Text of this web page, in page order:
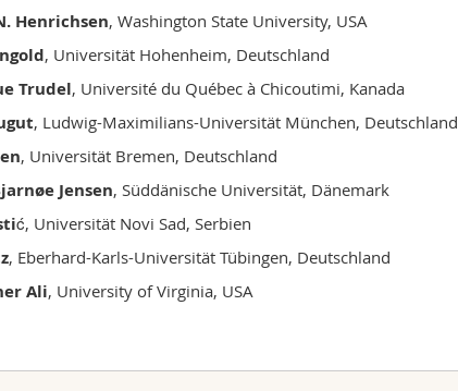
Henrichsen, Washington State University, USA
, Universität Hohenheim, Deutschland
Trudel, Université du Québec à Chicoutimi, Kanada
, Ludwig-Maximilians-Universität München, Deutschland
, Universität Bremen, Deutschland
Jensen, Süddänische Universität, Dänemark
, Universität Novi Sad, Serbien
, Eberhard-Karls-Universität Tübingen, Deutschland
Ali, University of Virginia, USA